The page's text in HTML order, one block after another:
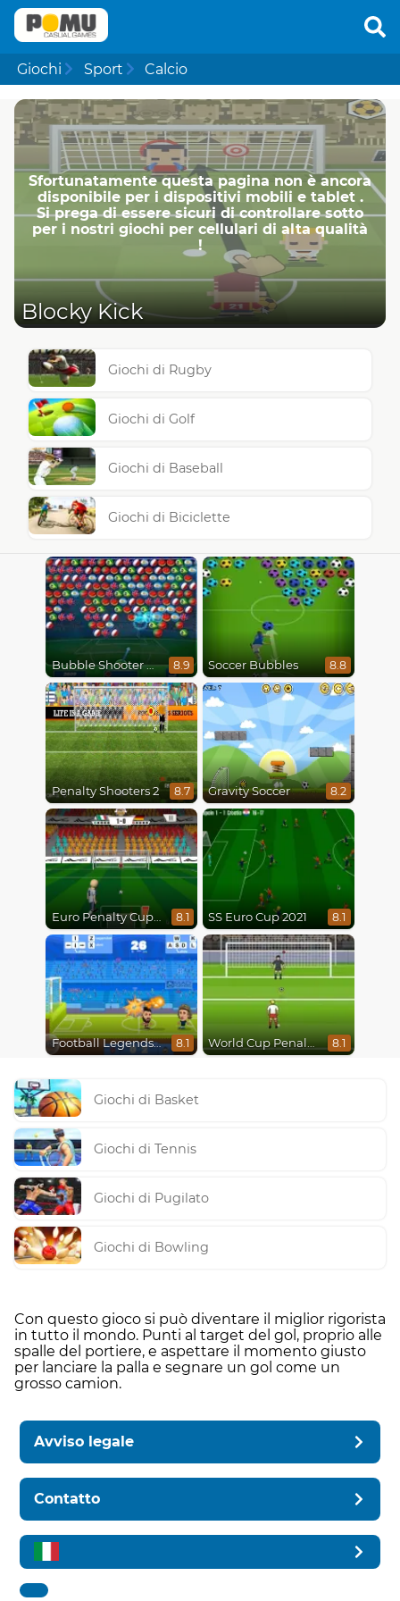
Giochi Sport Calcio
Sfortunatamente questa pagina non è ancora
disponibile per i dispositivi mobili e tablet .
Si prega di essere sicuri di controllare sotto
per i nostri giochi per cellulari di alta qualità
!
Blocky Kick
Giochi di Rugby
Giochi di Golf
Giochi di Baseball
Giochi di Biciclette
Bubble Shooter World Cup 8.9 Soccer Bubbles 8.8
Penalty Shooters 2 8.7 Gravity Soccer 8.2
Euro Penalty Cup 2021 8.1 SS Euro Cup 2021 8.1
Football Legends 2021 8.1 World Cup Penalty 2018 8.1
Giochi di Basket
Giochi di Tennis
Giochi di Pugilato
Giochi di Bowling
Con questo gioco si può diventare il miglior rigorista
in tutto il mondo. Punti al target del gol, proprio alle
spalle del portiere, e aspettare il momento giusto
per lanciare la palla e segnare un gol come un
grosso camion.
Avviso legale
Contatto